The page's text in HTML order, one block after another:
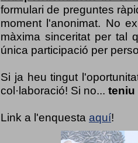
formulari de preguntes
moment l'anonimat. No
màxima sinceritat per tal
única participació per
Si ja heu tingut
col·laboració! Si no... teniu
Link a l'enquesta aquí!